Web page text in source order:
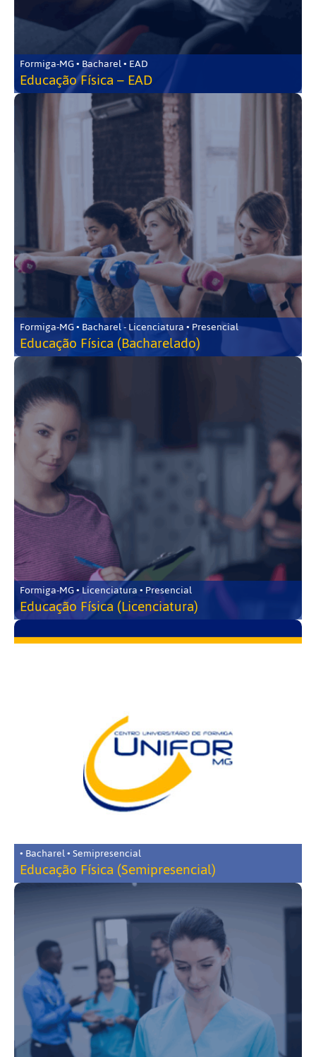
Formiga-MG • Bacharel • EAD
Educação Física – EAD
Formiga-MG • Bacharel - Licenciatura • Presencial
Educação Física (Bacharelado)
Formiga-MG • Licenciatura • Presencial
Educação Física (Licenciatura)
• Bacharel • Semipresencial
Educação Física (Semipresencial)